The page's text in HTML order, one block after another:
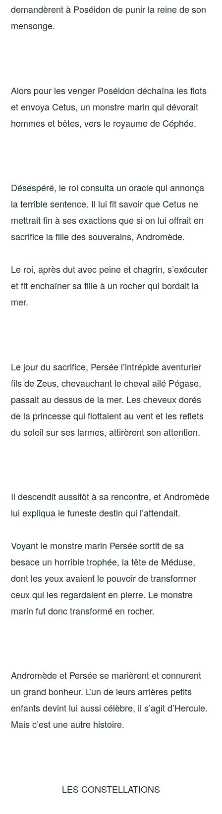
demandèrent à Poséidon de punir la reine de son
mensonge.
Alors pour les venger Poséidon déchaîna les flots
et envoya Cetus, un monstre marin qui dévorait
hommes et bêtes, vers le royaume de Céphée.
Désespéré, le roi consulta un oracle qui annonça
la terrible sentence. Il lui fit savoir que Cetus ne
mettrait fin à ses exactions que si on lui offrait en
sacrifice la fille des souverains, Andromède.
Le roi, après dut avec peine et chagrin, s’exécuter
et fit enchaîner sa fille à un rocher qui bordait la
mer.
Le jour du sacrifice, Persée l’intrépide aventurier
fils de Zeus, chevauchant le cheval ailé Pégase,
passait au dessus de la mer. Les cheveux dorés
de la princesse qui flottaient au vent et les reflets
du soleil sur ses larmes, attirèrent son attention.
Il descendit aussitôt à sa rencontre, et Andromède
lui expliqua le funeste destin qui l’attendait.
Voyant le monstre marin Persée sortit de sa
besace un horrible trophée, la tête de Méduse,
dont les yeux avaient le pouvoir de transformer
ceux qui les regardaient en pierre. Le monstre
marin fut donc transformé en rocher.
Andromède et Persée se marièrent et connurent
un grand bonheur. L’un de leurs arrières petits
enfants devint lui aussi célèbre, il s’agit d’Hercule.
Mais c’est une autre histoire.
LES CONSTELLATIONS